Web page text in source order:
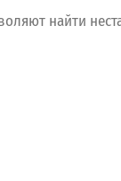
найти